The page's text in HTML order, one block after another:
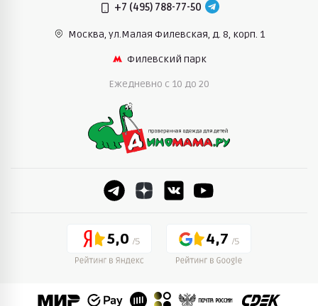
+7 (495) 788-77-50
Москва, ул.Малая Филевская, д. 8, корп. 1
Филевский парк
Ежедневно c 10 до 20
5,0 4,7